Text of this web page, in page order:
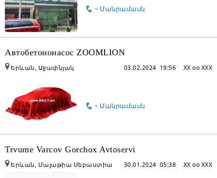
+ Մանրամասն
Автобетононасос ZOOMLION
+ Մանրամասն
XX oo XXX
03.02.2024 19:56
Երևան, Աջափնյակ
Trvume Varcov Gorchox Avtoservi
XX oo XXX
30.01.2024 05:38
Երևան, Մալաթիա Սեբաստիա